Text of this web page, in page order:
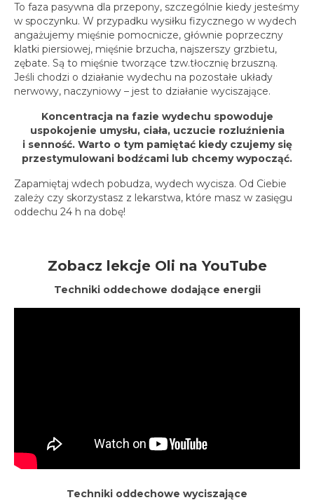
To faza pasywna dla przepony, szczególnie kiedy jesteśmy
w spoczynku. W przypadku wysiłku fizycznego w wydech
angażujemy mięśnie pomocnicze, głównie poprzeczny
klatki piersiowej, mięśnie brzucha, najszerszy grzbietu,
zębate. Są to mięśnie tworzące tzw.tłocznię brzuszną.
Jeśli chodzi o działanie wydechu na pozostałe układy
nerwowy, naczyniowy – jest to działanie wyciszające.
Koncentracja na fazie wydechu spowoduje
uspokojenie umysłu, ciała, uczucie rozluźnienia
i senność. Warto o tym pamiętać kiedy czujemy się
przestymulowani bodźcami lub chcemy wypocząć.
Zapamiętaj wdech pobudza, wydech wycisza. Od Ciebie
zależy czy skorzystasz z lekarstwa, które masz w zasięgu
oddechu 24 h na dobę!
Zobacz lekcje Oli na YouTube
Techniki oddechowe dodające energii
Techniki oddechowe wyciszające